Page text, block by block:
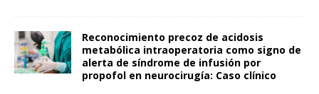
Reconocimiento precoz de acidosis
metabólica intraoperatoria como signo de
alerta de síndrome de infusión por
propofol en neurocirugía: Caso clínico